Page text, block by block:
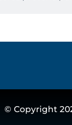
© Copyright